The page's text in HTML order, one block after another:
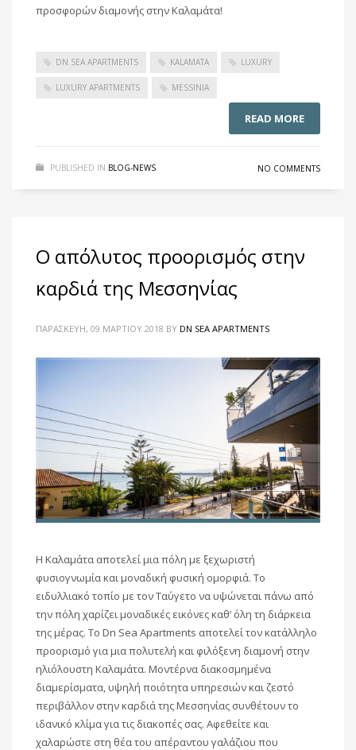
προσφορών διαμονής στην Καλαμάτα!
DN SEA APARTMENTS KALAMATA LUXURY
LUXURY APARTMENTS MESSINIA
READ MORE
PUBLISHED IN BLOG-NEWS NO COMMENTS
Ο απόλυτος προορισμός στην
καρδιά της Μεσσηνίας
ΠΑΡΑΣΚΕΥΉ, 09 ΜΑΡΤΊΟΥ 2018 BY DN SEA APARTMENTS
Η Καλαμάτα αποτελεί μια πόλη με ξεχωριστή
φυσιογνωμία και μοναδική φυσική ομορφιά. Το
ειδυλλιακό τοπίο με τον Ταύγετο να υψώνεται πάνω από
την πόλη χαρίζει μοναδικές εικόνες καθ’ όλη τη διάρκεια
της μέρας. Το Dn Sea Apartments αποτελεί τον κατάλληλο
προορισμό για μια πολυτελή και φιλόξενη διαμονή στην
ηλιόλουστη Καλαμάτα. Μοντέρνα διακοσμημένα
διαμερίσματα, υψηλή ποιότητα υπηρεσιών και ζεστό
περιβάλλον στην καρδιά της Μεσσηνίας συνθέτουν το
ιδανικό κλίμα για τις διακοπές σας. Αφεθείτε και
χαλαρώστε στη θέα του απέραντου γαλάζιου που